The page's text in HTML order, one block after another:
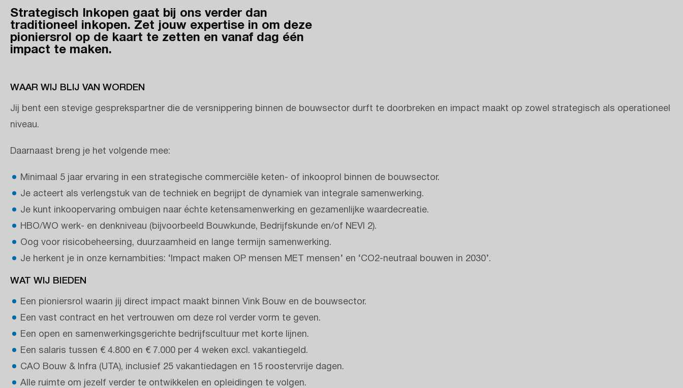
Strategisch Inkopen gaat bij ons verder dan
traditioneel inkopen. Zet jouw expertise in om deze
pioniersrol op de kaart te zetten en vanaf dag één
impact te maken.
WAAR WIJ BLIJ VAN WORDEN
Jij bent een stevige gesprekspartner die de versnippering binnen de bouwsector durft te doorbreken en impact maakt op zowel strategisch als operationeel
niveau.
Daarnaast breng je het volgende mee:
Minimaal 5 jaar ervaring in een strategische commerciële keten- of inkooprol binnen de bouwsector.
Je acteert als verlengstuk van de techniek en begrijpt de dynamiek van integrale samenwerking.
Je kunt inkoopervaring ombuigen naar échte ketensamenwerking en gezamenlijke waardecreatie.
HBO/WO werk- en denkniveau (bijvoorbeeld Bouwkunde, Bedrijfskunde en/of NEVI 2).
Oog voor risicobeheersing, duurzaamheid en lange termijn samenwerking.
Je herkent je in onze kernambities: ‘Impact maken OP mensen MET mensen’ en ‘CO2-neutraal bouwen in 2030’.
WAT WIJ BIEDEN
Een pioniersrol waarin jij direct impact maakt binnen Vink Bouw en de bouwsector.
Een vast contract en het vertrouwen om deze rol verder vorm te geven.
Een open en samenwerkingsgerichte bedrijfscultuur met korte lijnen.
Een salaris tussen € 4.800 en € 7.000 per 4 weken excl. vakantiegeld.
CAO Bouw & Infra (UTA), inclusief 25 vakantiedagen en 15 roostervrije dagen.
Alle ruimte om jezelf verder te ontwikkelen en opleidingen te volgen.